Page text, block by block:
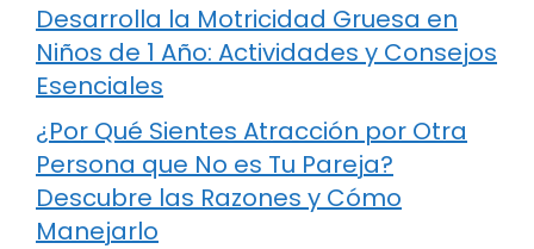
Desarrolla la Motricidad Gruesa en
Niños de 1 Año: Actividades y Consejos
Esenciales
¿Por Qué Sientes Atracción por Otra
Persona que No es Tu Pareja?
Descubre las Razones y Cómo
Manejarlo